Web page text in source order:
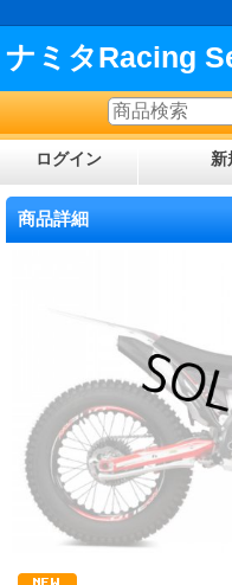
ナミタRacing
ログイン 新
商品詳細